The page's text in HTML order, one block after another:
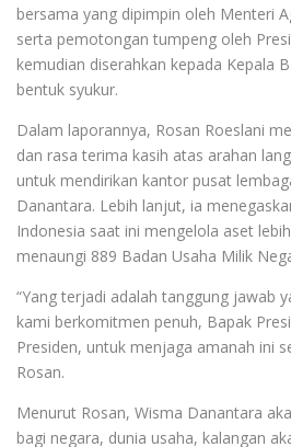
bersama yang dipimpin oleh Menteri
serta pemotongan tumpeng oleh
kemudian diserahkan kepada Kepala
bentuk syukur.
Dalam laporannya, Rosan Roeslani
dan rasa terima kasih atas arahan
untuk mendirikan kantor pusat
Danantara. Lebih lanjut, ia
Indonesia saat ini mengelola aset
menaungi 889 Badan Usaha Milik
“Yang terjadi adalah tanggung jawab
kami berkomitmen penuh, Bapak
Presiden, untuk menjaga amanah ini
Rosan.
Menurut Rosan, Wisma Danantara
bagi negara, dunia usaha, kalangan